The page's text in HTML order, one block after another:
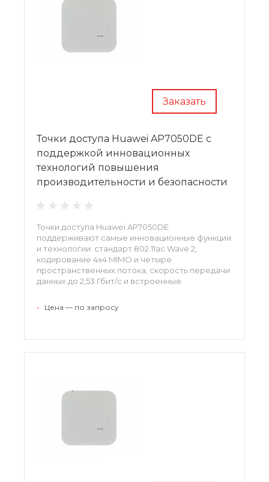
Заказать
Точки доступа Huawei AP7050DE с
поддержкой инновационных
технологий повышения
производительности и безопасности
Точки доступа Huawei AP7050DE
поддерживают самые инновационные функции
и технологии: стандарт 802.11ac Wave 2,
кодирование 4x4 MIMO и четыре
пространственных потока, скорость передачи
данных до 2,53 Гбит/с и встроенные
способности широкополосных сервисов для
• Цена — по запросу